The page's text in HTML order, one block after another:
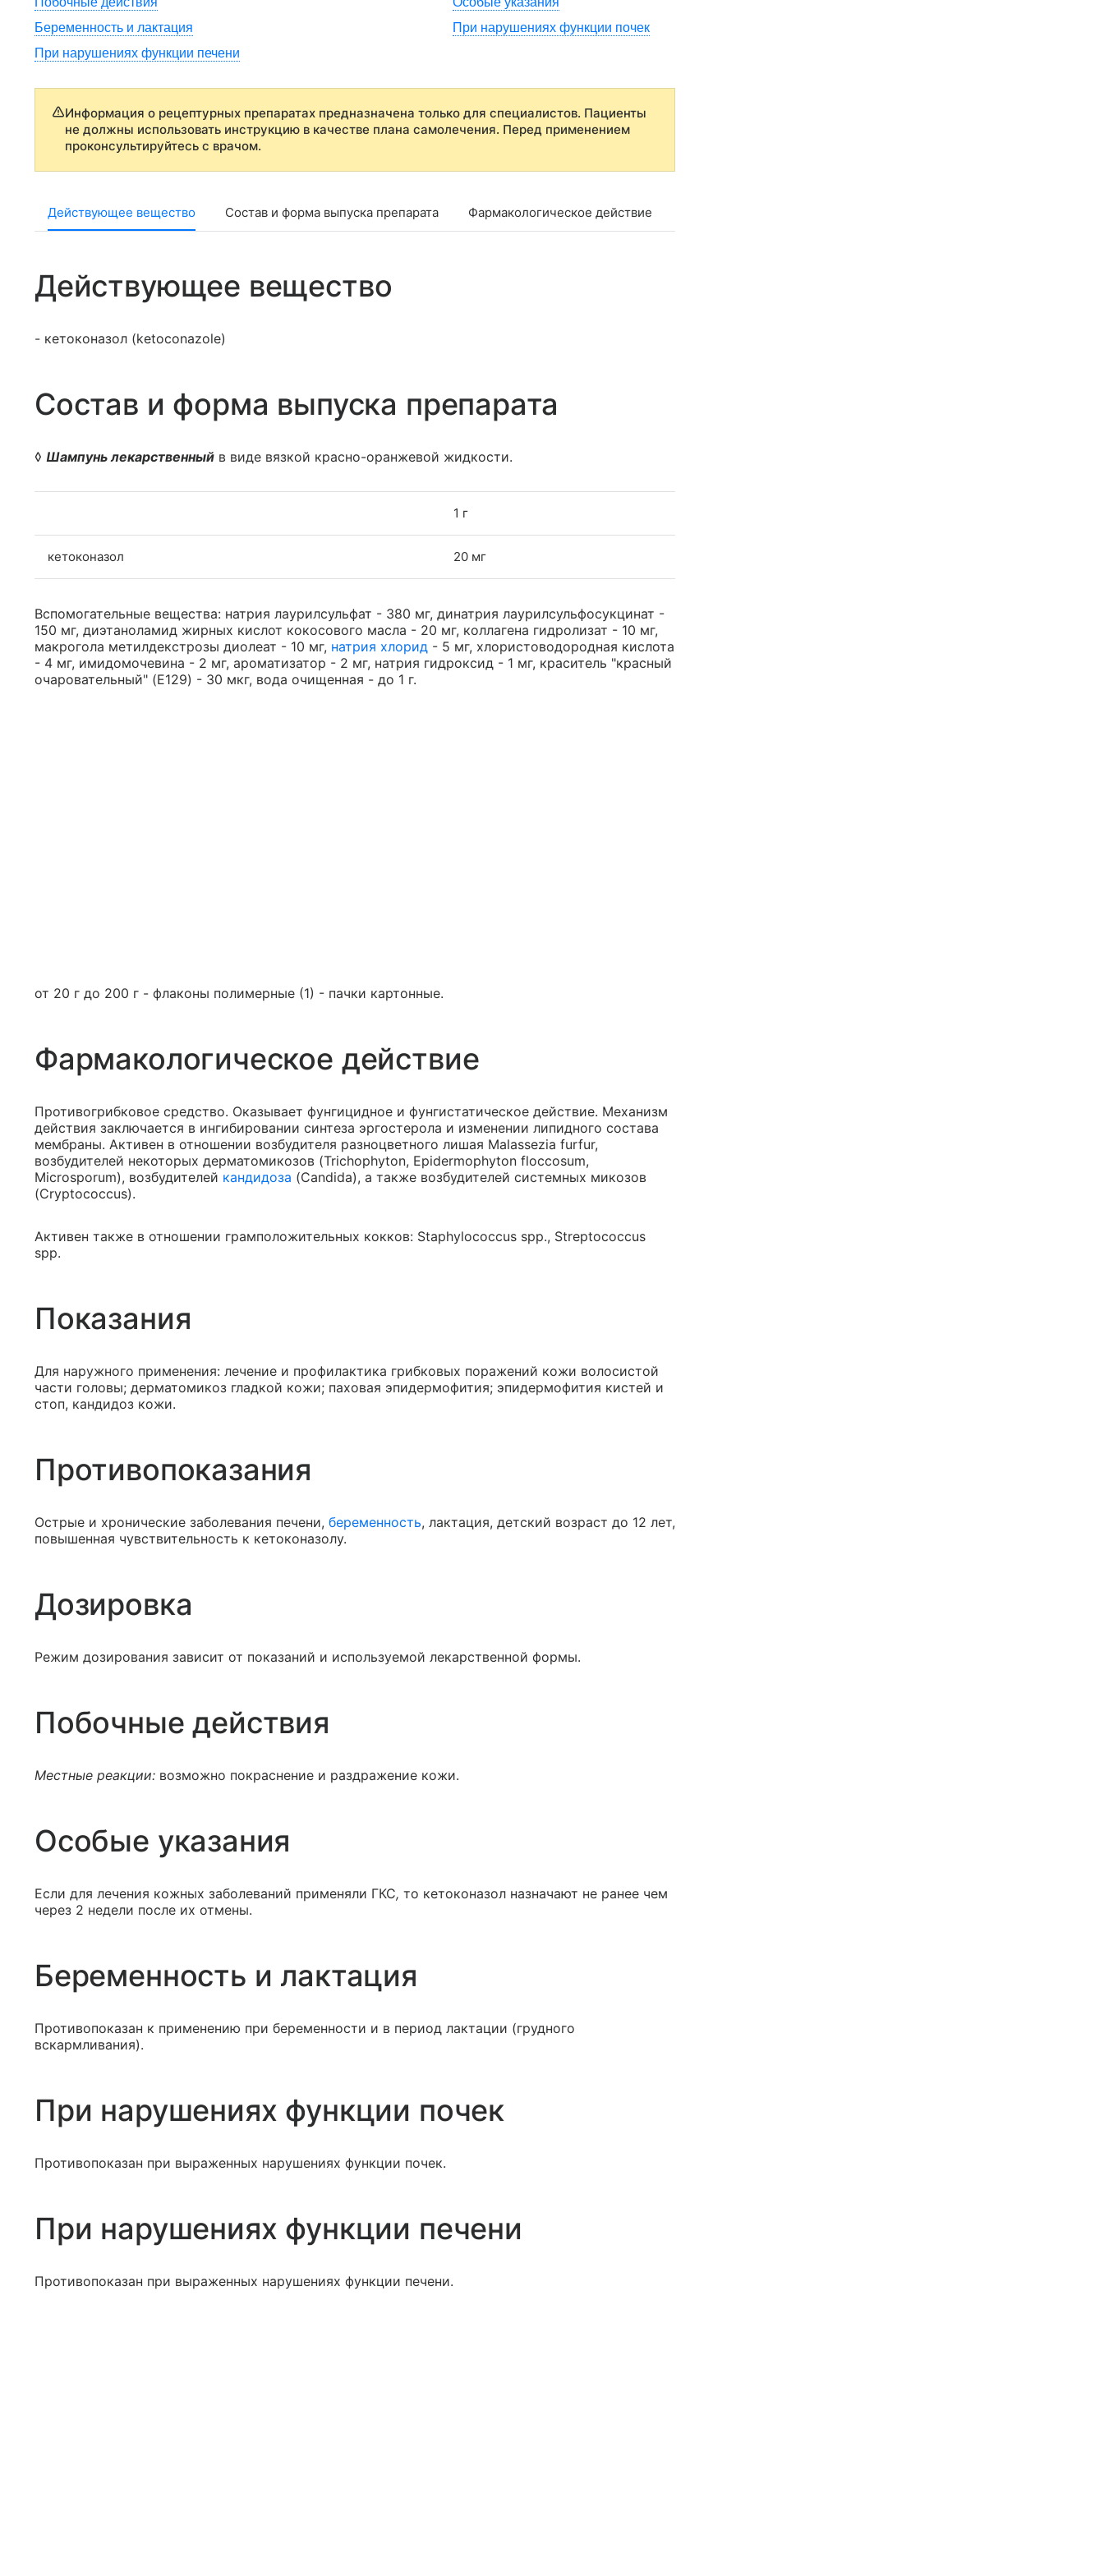
Беременность и лактация
При нарушениях функции почек
При нарушениях функции печени
Информация о рецептурных препаратах предназначена только для специалистов. Пациенты
не должны использовать инструкцию в качестве плана самолечения. Перед применением
проконсультируйтесь с врачом.
Действующее вещество Состав и форма выпуска препарата Фармакологическое действие
Действующее вещество
- кетоконазол (ketoconazole)
Состав и форма выпуска препарата
◊ Шампунь лекарственный в виде вязкой красно-оранжевой жидкости.
1 г
кетоконазол 20 мг
Вспомогательные вещества: натрия лаурилсульфат - 380 мг, динатрия лаурилсульфосукцинат -
150 мг, диэтаноламид жирных кислот кокосового масла - 20 мг, коллагена гидролизат - 10 мг,
макрогола метилдекстрозы диолеат - 10 мг, натрия хлорид - 5 мг, хлористоводородная кислота
- 4 мг, имидомочевина - 2 мг, ароматизатор - 2 мг, натрия гидроксид - 1 мг, краситель "красный
очаровательный" (E129) - 30 мкг, вода очищенная - до 1 г.
от 20 г до 200 г - флаконы полимерные (1) - пачки картонные.
Фармакологическое действие
Противогрибковое средство. Оказывает фунгицидное и фунгистатическое действие. Механизм
действия заключается в ингибировании синтеза эргостерола и изменении липидного состава
мембраны. Активен в отношении возбудителя разноцветного лишая Malassezia furfur,
возбудителей некоторых дерматомикозов (Trichophyton, Epidermophyton floccosum,
Microsporum), возбудителей кандидоза (Candida), а также возбудителей системных микозов
(Cryptococcus).
Активен также в отношении грамположительных кокков: Staphylococcus spp., Streptococcus
spp.
Показания
Для наружного применения: лечение и профилактика грибковых поражений кожи волосистой
части головы; дерматомикоз гладкой кожи; паховая эпидермофития; эпидермофития кистей и
стоп, кандидоз кожи.
Противопоказания
Острые и хронические заболевания печени, беременность, лактация, детский возраст до 12 лет,
повышенная чувствительность к кетоконазолу.
Дозировка
Режим дозирования зависит от показаний и используемой лекарственной формы.
Побочные действия
Местные реакции: возможно покраснение и раздражение кожи.
Особые указания
Если для лечения кожных заболеваний применяли ГКС, то кетоконазол назначают не ранее чем
через 2 недели после их отмены.
Беременность и лактация
Противопоказан к применению при беременности и в период лактации (грудного
вскармливания).
При нарушениях функции почек
Противопоказан при выраженных нарушениях функции почек.
При нарушениях функции печени
Противопоказан при выраженных нарушениях функции печени.